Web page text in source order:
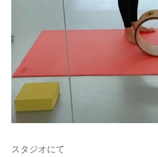
スタジオにて